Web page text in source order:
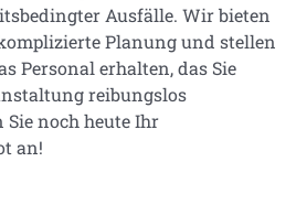
Ausfälle. Wir bieten
Planung und stellen
Personal erhalten, das Sie
reibungslos
noch heute Ihr
an!